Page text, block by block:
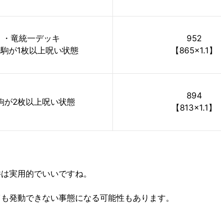
・竜統一デッキ
駒が1枚以上呪い状態
952
【865×1.1】
が2枚以上呪い状態
894
【813×1.1】
実用的でいいですね。
発動できない事態になる可能性もあります。